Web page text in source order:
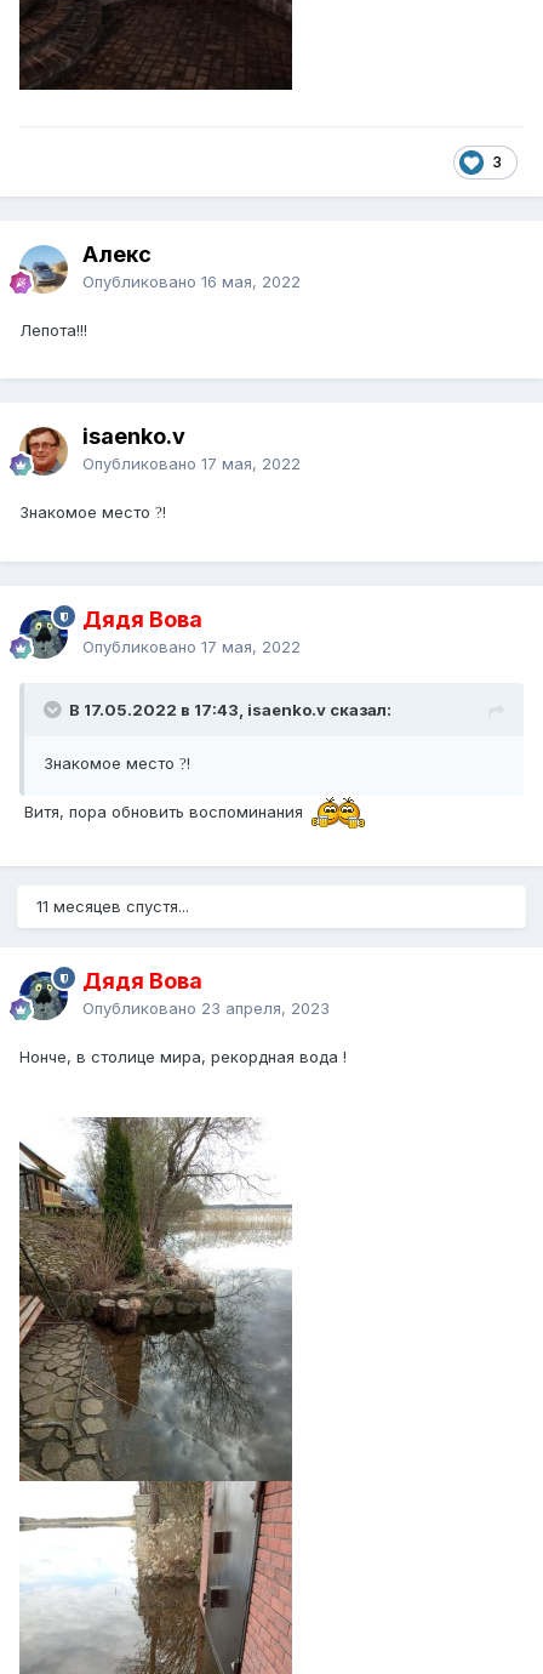
3
Алекс
Опубликовано 16 мая, 2022
Лепота!!!
isaenko.v
Опубликовано 17 мая, 2022
Знакомое место ?!
Дядя Вова
Опубликовано 17 мая, 2022
В 17.05.2022 в 17:43, isaenko.v сказал:
Знакомое место ?!
Витя, пора обновить воспоминания
11 месяцев спустя...
Дядя Вова
Опубликовано 23 апреля, 2023
Нонче, в столице мира, рекордная вода !